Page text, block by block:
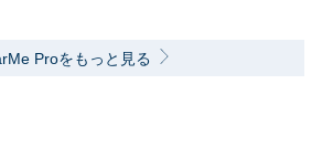
Proをもっと見る